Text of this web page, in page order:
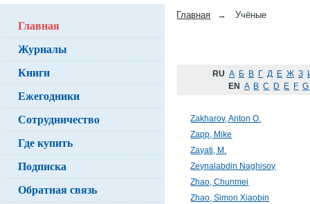
Главная → Учёные
RU А Б В Г Д Е Ж З
EN A B C D E F G
Zakharov, Anton O.
Zapp, Mike
Zayati, M.
Zeynalabdin Naghisoy
Zhao, Chunmei
Zhao, Simon Xiaobin
Главная
Журналы
Книги
Ежегодники
Сотрудничество
Где купить
Подписка
Обратная связь